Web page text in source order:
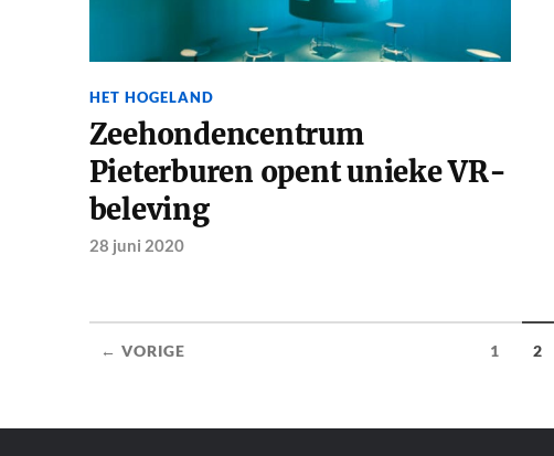
HET HOGELAND
Zeehondencentrum
Pieterburen opent unieke VR-
beleving
28 juni 2020
← VORIGE 1 2